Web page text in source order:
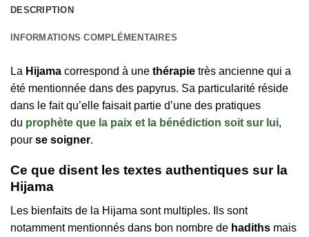
DESCRIPTION
INFORMATIONS COMPLÉMENTAIRES
La Hijama correspond à une thérapie très ancienne qui a
été mentionnée dans des papyrus. Sa particularité réside
dans le fait qu’elle faisait partie d’une des pratiques
du prophète que la paix et la bénédiction soit sur lui,
pour se soigner.
Ce que disent les textes authentiques sur la
Hijama
Les bienfaits de la Hijama sont multiples. Ils sont
notamment mentionnés dans bon nombre de hadiths mais